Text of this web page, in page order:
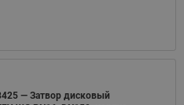
— Затвор дисковый